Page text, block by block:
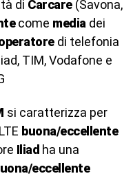
di Carcare(Savona,
come media dei
di telefonia
TIM, Vodafone e
si caratterizza per
buona/eccellente
Iliad ha una
eccellente